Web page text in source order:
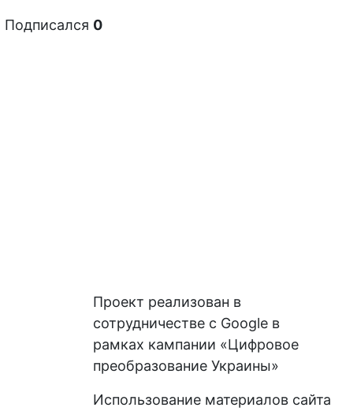
Подписался 0
Проект реализован в
сотрудничестве с Google в
рамках кампании «Цифровое
преобразование Украины»
Использование материалов сайта